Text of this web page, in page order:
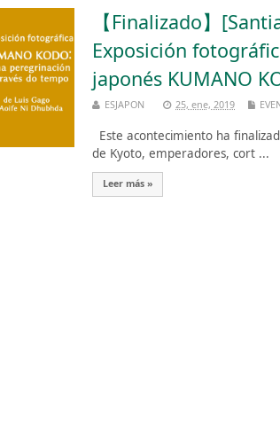
【Finalizado】
Exposición
japonés KUMANO
ESJAPON 25, ene, 2019
Este acontecimiento ha
de Kyoto, emperadores, cort ...
Leer más »